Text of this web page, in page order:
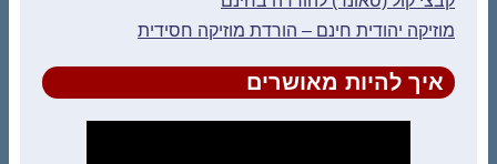
מוזיקה יהודית חינם – הורדת מוזיקה חסידית
איך להיות מאושרים